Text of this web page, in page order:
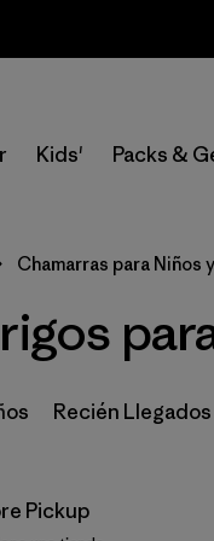
Kids' Packs &
Chamarras para Niños
Recién Llegados
Pickup